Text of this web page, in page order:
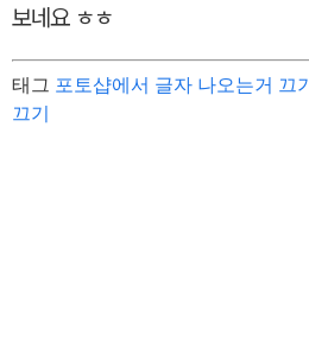
보네요 ㅎㅎ
태그 포토샵에서 글자 나오는거 끄기
끄기